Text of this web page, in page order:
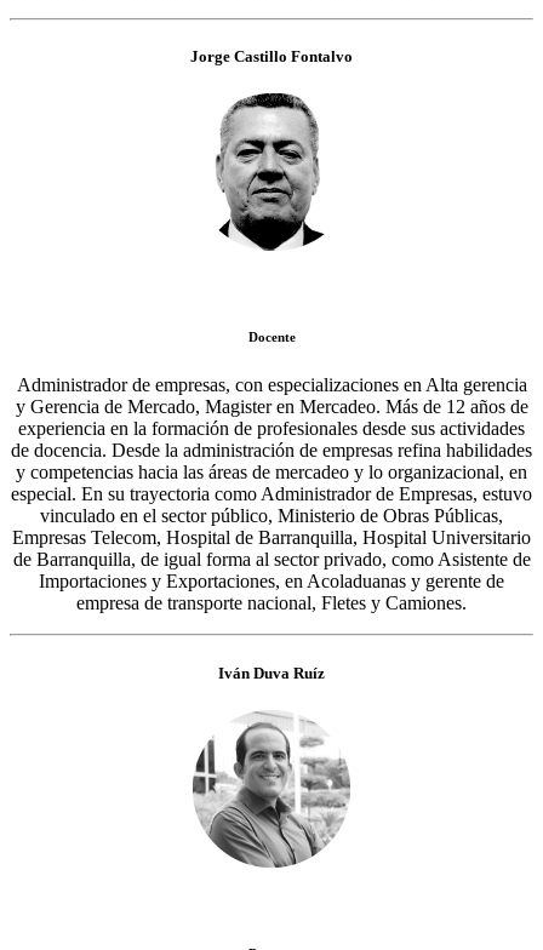
Jorge Castillo Fontalvo
Docente
Administrador de empresas, con especializaciones en Alta gerencia
y Gerencia de Mercado, Magister en Mercadeo. Más de 12 años de
experiencia en la formación de profesionales desde sus actividades
de docencia. Desde la administración de empresas refina habilidades
y competencias hacia las áreas de mercadeo y lo organizacional, en
especial. En su trayectoria como Administrador de Empresas, estuvo
vinculado en el sector público, Ministerio de Obras Públicas,
Empresas Telecom, Hospital de Barranquilla, Hospital Universitario
de Barranquilla, de igual forma al sector privado, como Asistente de
Importaciones y Exportaciones, en Acoladuanas y gerente de
empresa de transporte nacional, Fletes y Camiones.
Iván Duva Ruíz